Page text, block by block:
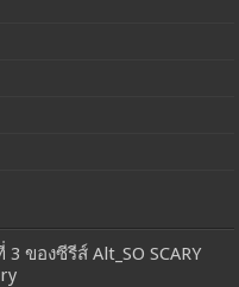
ของซีรีส์ Alt_SO SCARY